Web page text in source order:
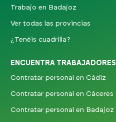
Trabajo en Badajoz
Ver todas las provincias
¿Tenéis cuadrilla?
ENCUENTRA TRABAJADORES
Contratar personal en Cádiz
Contratar personal en Cáceres
Contratar personal en Badajoz